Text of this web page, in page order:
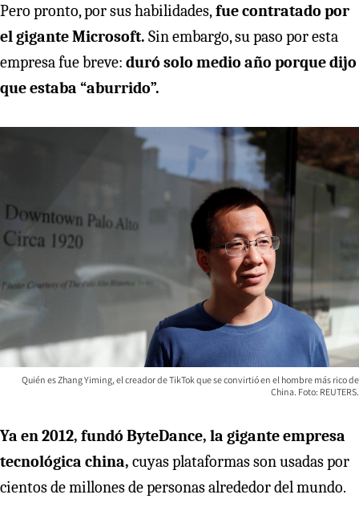
Pero pronto, por sus habilidades,fue contratado por
el gigante Microsoft. Sin embargo, su paso por esta
empresa fue breve: duró solo medio año porque dijo
que estaba “aburrido”.
Quién es Zhang Yiming, el creador de TikTok que se convirtió en el hombre más rico de
China. Foto: REUTERS.
Ya en 2012, fundó ByteDance, la gigante empresa
tecnológica china, cuyas plataformas son usadas por
cientos de millones de personas alrededor del mundo.